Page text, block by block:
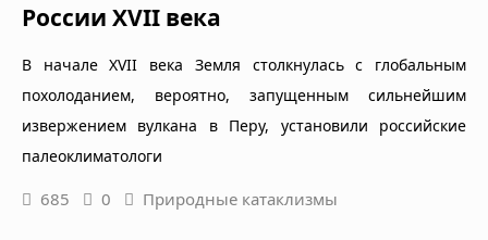
России XVII века
В начале XVII века Земля столкнулась с глобальным
похолоданием, вероятно, запущенным сильнейшим
извержением вулкана в Перу, установили российские
палеоклиматологи
685 0 Природные катаклизмы